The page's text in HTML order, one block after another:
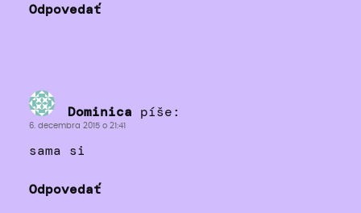
Odpovedať
Dominica píše:
6. decembra 2015 o 21:41
sama si
Odpovedať